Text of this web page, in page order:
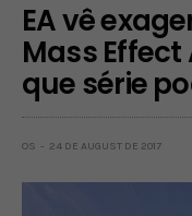
EA vê
Mass
que série
OS 24 DE AUGUST DE 2017